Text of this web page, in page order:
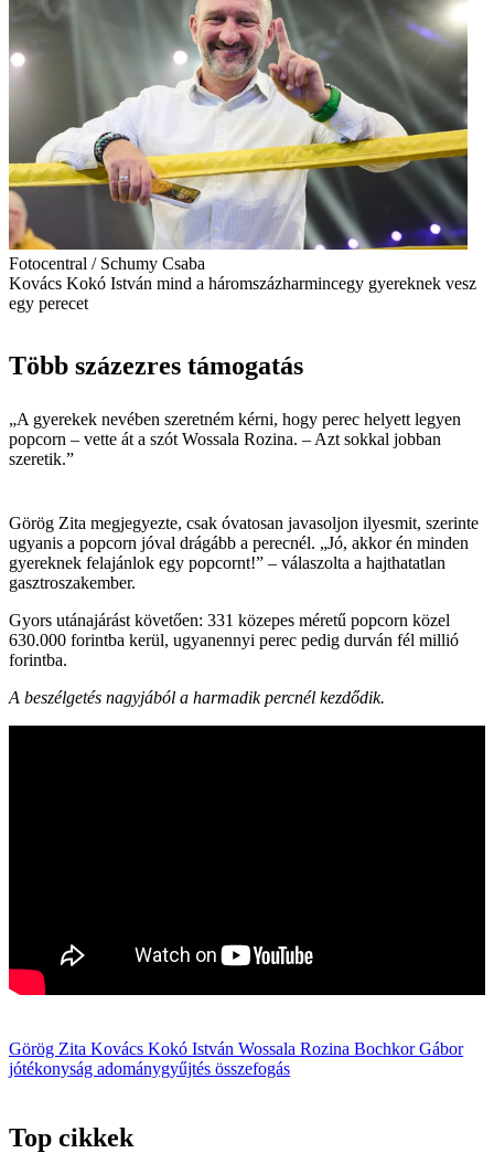
Fotocentral / Schumy Csaba
Kovács Kokó István mind a háromszázharmincegy gyereknek vesz
egy perecet
Több százezres támogatás
„A gyerekek nevében szeretném kérni, hogy perec helyett legyen
popcorn – vette át a szót Wossala Rozina. – Azt sokkal jobban
szeretik.”
Görög Zita megjegyezte, csak óvatosan javasoljon ilyesmit, szerinte
ugyanis a popcorn jóval drágább a perecnél. „Jó, akkor én minden
gyereknek felajánlok egy popcornt!” – válaszolta a hajthatatlan
gasztroszakember.
Gyors utánajárást követően: 331 közepes méretű popcorn közel
630.000 forintba kerül, ugyanennyi perec pedig durván fél millió
forintba.
A beszélgetés nagyjából a harmadik percnél kezdődik.
Görög Zita Kovács Kokó István Wossala Rozina Bochkor Gábor
jótékonyság adománygyűjtés összefogás
Top cikkek